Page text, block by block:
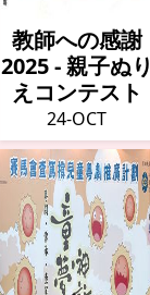
教師への感謝
2025 - 親子ぬり
えコンテスト
24-OCT